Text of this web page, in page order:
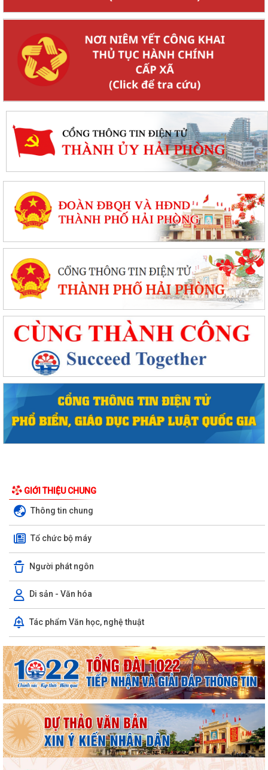
GIỚI THIỆU CHUNG
Thông tin chung
Tổ chức bộ máy
Người phát ngôn
Di sản - Văn hóa
Tác phẩm Văn học, nghệ thuật
Phường Hồng Bàng tổng kết và trao giải Cuộc thi chính luận về bảo vệ
nền tảng tư tưởng của Đảng năm...
PHƯỜNG HỒNG BÀNG NÂNG CAO CHẤT LƯỢNG SINH HOẠT CHI BỘ TỪ
CƠ SỞ